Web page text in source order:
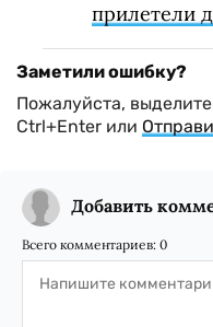
прилетели
Заметили ошибку?
Пожалуйста,
Ctrl+Enter или
Добавить
Всего комментариев: 0